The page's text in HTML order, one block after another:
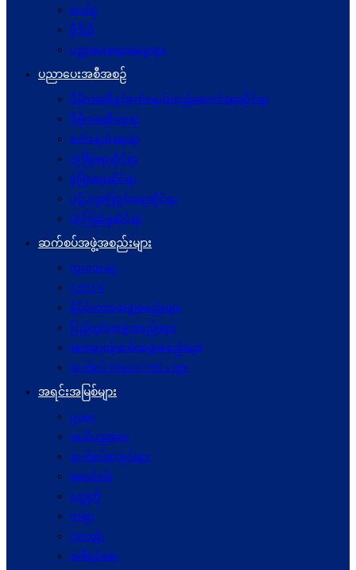
ဓာတ်ပုံ
ဗွီဒီယို
ပညာပေးဆွေးနွေးမှုများ
ပညာပေးအစီအစဉ်
ဒီမိုကရေစီနှင့်ဖက်ဒရယ်တည်ဆောက်ရေးဆိုင်ရာ
ဒီမိုကရေစီရေးရာ
ဖက်ဒရယ်ရေးရာ
လုံခြုံရေးဆိုင်ရာ
ဖွံဖြိုးရေးဆိုင်ရာ
ပဋိပက္ခ‌ဖြေရှင်းရေးဆိုင်ရာ
ယုံကြည်မှုဆိုင်ရာ
ဆက်စပ်အဖွဲ့အစည်းများ
ကုလသမဂ္ဂ
ASEAN
နိုင်ငံတကာအဖွဲ့အစည်းများ
ပြည်တွင်းအဖွဲ့အစည်းများ
စေတနာ့ဝန်ထမ်းအဖွဲ့အစည်းများ
ဆက်စပ် Website URLs များ
အရင်းအမြစ်များ
ဥပဒေ
အသိပညာပေး
ဆက်စပ်စာအုပ်များ
ဆောင်းပါး
ဝတ္ထုတို
ကဗျာ
ကာတွန်း
အစီရင်ခံစာ